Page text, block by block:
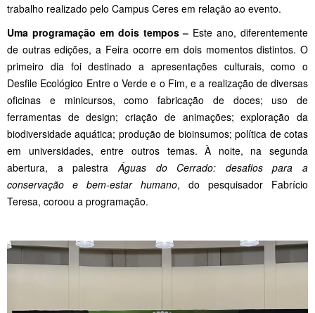
trabalho realizado pelo Campus Ceres em relação ao evento.
Uma programação em dois tempos – Este ano, diferentemente
de outras edições, a Feira ocorre em dois momentos distintos. O
primeiro dia foi destinado a apresentações culturais, como o
Desfile Ecológico Entre o Verde e o Fim, e a realização de diversas
oficinas e minicursos, como fabricação de doces; uso de
ferramentas de design; criação de animações; exploração da
biodiversidade aquática; produção de bioinsumos; política de cotas
em universidades, entre outros temas. À noite, na segunda
abertura, a palestra Águas do Cerrado: desafios para a
conservação e bem-estar humano, do pesquisador Fabrício
Teresa, coroou a programação.